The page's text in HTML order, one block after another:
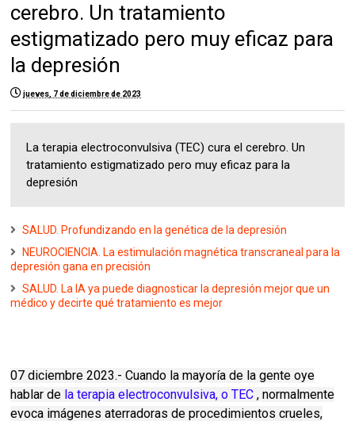
cerebro. Un tratamiento
estigmatizado pero muy eficaz para
la depresión
jueves, 7 de diciembre de 2023
La terapia electroconvulsiva (TEC) cura el cerebro. Un
tratamiento estigmatizado pero muy eficaz para la
depresión
SALUD. Profundizando en la genética de la depresión
NEUROCIENCIA. La estimulación magnética transcraneal para la
depresión gana en precisión
SALUD. La IA ya puede diagnosticar la depresión mejor que un
médico y decirte qué tratamiento es mejor
07 diciembre 2023.- Cuando la mayoría de la gente oye
hablar de la terapia electroconvulsiva, o TEC , normalmente
evoca imágenes aterradoras de procedimientos crueles,